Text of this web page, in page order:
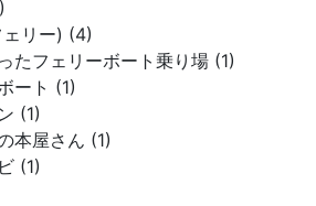
リー) (4)
たフェリーボート乗り場 (1)
ート (1)
(1)
本屋さん (1)
(1)